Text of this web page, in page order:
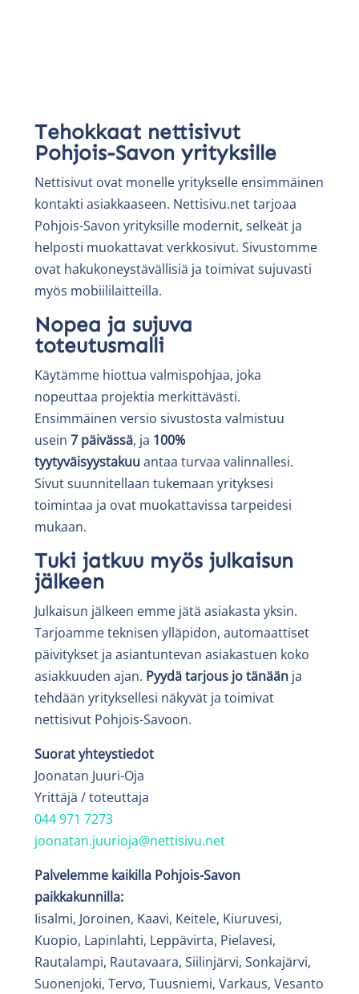
Tehokkaat nettisivut
Pohjois-Savon yrityksille
Nettisivut ovat monelle yritykselle ensimmäinen
kontakti asiakkaaseen. Nettisivu.net tarjoaa
Pohjois-Savon yrityksille modernit, selkeät ja
helposti muokattavat verkkosivut. Sivustomme
ovat hakukoneystävällisiä ja toimivat sujuvasti
myös mobiililaitteilla.
Nopea ja sujuva
toteutusmalli
Käytämme hiottua valmispohjaa, joka
nopeuttaa projektia merkittävästi.
Ensimmäinen versio sivustosta valmistuu
usein 7 päivässä, ja 100%
tyytyväisyystakuu antaa turvaa valinnallesi.
Sivut suunnitellaan tukemaan yrityksesi
toimintaa ja ovat muokattavissa tarpeidesi
mukaan.
Tuki jatkuu myös julkaisun
jälkeen
Julkaisun jälkeen emme jätä asiakasta yksin.
Tarjoamme teknisen ylläpidon, automaattiset
päivitykset ja asiantuntevan asiakastuen koko
asiakkuuden ajan. Pyydä tarjous jo tänäänja
tehdään yrityksellesi näkyvät ja toimivat
nettisivut Pohjois-Savoon.
Suorat yhteystiedot
Joonatan Juuri-Oja
Yrittäjä / toteuttaja
044 971 7273
joonatan.juurioja@nettisivu.net
Palvelemme kaikilla Pohjois-Savon
paikkakunnilla:
Iisalmi, Joroinen, Kaavi, Keitele, Kiuruvesi,
Kuopio, Lapinlahti, Leppävirta, Pielavesi,
Rautalampi, Rautavaara, Siilinjärvi, Sonkajärvi,
Suonenjoki, Tervo, Tuusniemi, Varkaus, Vesanto